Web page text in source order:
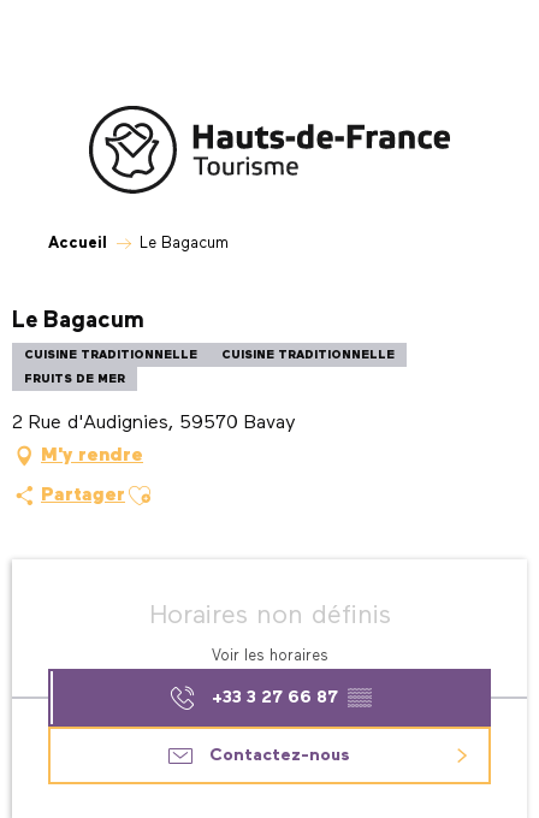
Accueil Le Bagacum
Le Bagacum
CUISINE TRADITIONNELLE
CUISINE TRADITIONNELLE
FRUITS DE MER
2 Rue d'Audignies, 59570 Bavay
M'y rendre
Partager Ajouter aux favoris
Horaires non définis
Voir les horaires
+33 3 27 66 87 ▒▒
Contactez-nous